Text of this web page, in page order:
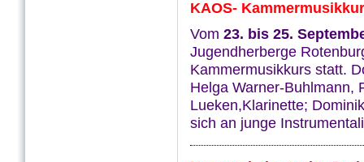
KAOS-
Vom 23. bis 25.
Jugendherberge
Kammermusikkurs statt.
Helga Warner-Buhlmann,
Lueken,Klarinette;
sich an junge